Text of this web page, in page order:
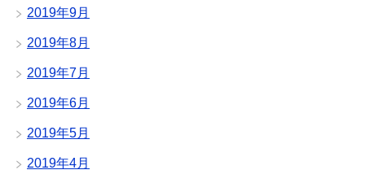
2019年9月
2019年8月
2019年7月
2019年6月
2019年5月
2019年4月